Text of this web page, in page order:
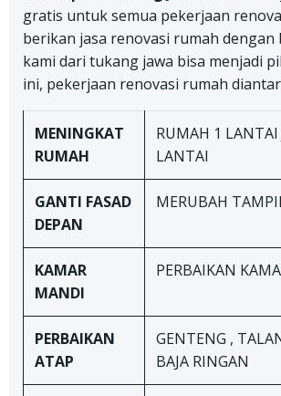
gratis untuk semua pekerjaan
berikan jasa renovasi rumah dengan
kami dari tukang jawa bisa menjadi
ini, pekerjaan renovasi rumah
MENINGKAT
RUMAH
RUMAH 1 LANTAI
LANTAI
GANTI FASAD
DEPAN
MERUBAH
KAMAR
MANDI
PERBAIKAN
PERBAIKAN
ATAP
GENTENG ,
BAJA RINGAN